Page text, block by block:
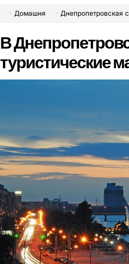
Домашня Днепропетровская
В
туристические